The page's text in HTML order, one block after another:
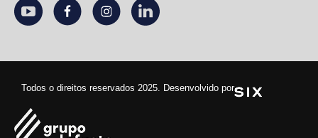
Todos o direitos reservados 2025. Desenvolvido por